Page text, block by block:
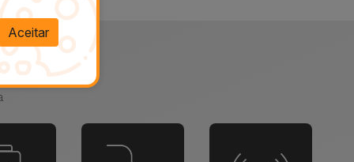
sozinho?
Aceitar